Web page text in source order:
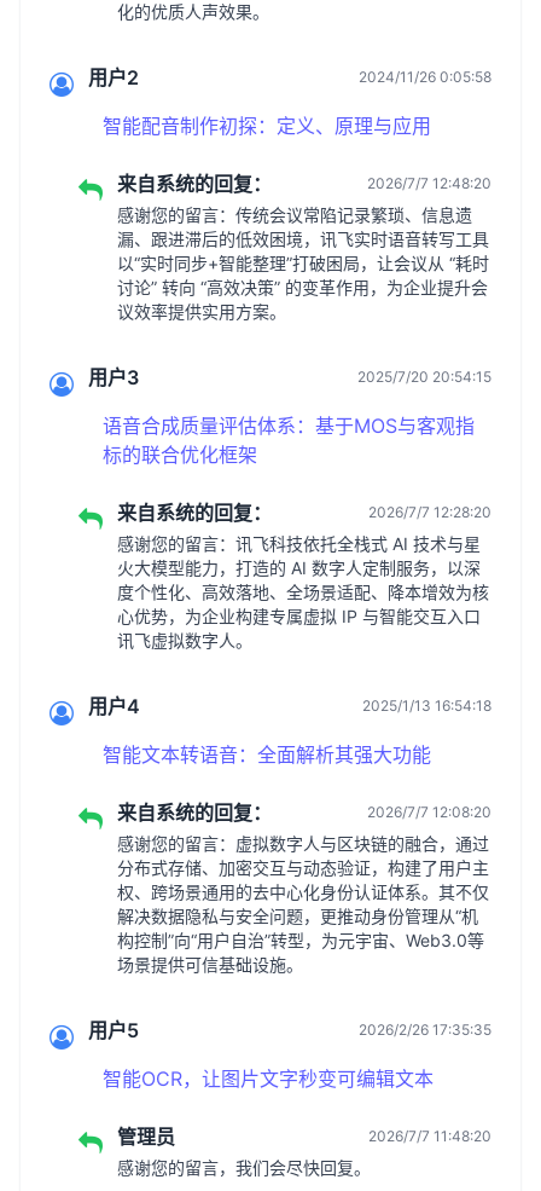
化的优质人声效果。
用户2 2024/11/26 0:05:58
智能配音制作初探：定义、原理与应用
来自系统的回复： 2026/7/7 12:48:20
感谢您的留言：传统会议常陷记录繁琐、信息遗
漏、跟进滞后的低效困境，讯飞实时语音转写工具
以“实时同步+智能整理”打破困局，让会议从 “耗时
讨论” 转向 “高效决策” 的变革作用，为企业提升会
议效率提供实用方案。
用户3 2025/7/20 20:54:15
语音合成质量评估体系：基于MOS与客观指
标的联合优化框架
来自系统的回复： 2026/7/7 12:28:20
感谢您的留言：讯飞科技依托全栈式 AI 技术与星
火大模型能力，打造的 AI 数字人定制服务，以深
度个性化、高效落地、全场景适配、降本增效为核
心优势，为企业构建专属虚拟 IP 与智能交互入口
讯飞虚拟数字人。
用户4 2025/1/13 16:54:18
智能文本转语音：全面解析其强大功能
来自系统的回复： 2026/7/7 12:08:20
感谢您的留言：虚拟数字人与区块链的融合，通过
分布式存储、加密交互与动态验证，构建了用户主
权、跨场景通用的去中心化身份认证体系。其不仅
解决数据隐私与安全问题，更推动身份管理从“机
构控制”向“用户自治”转型，为元宇宙、Web3.0等
场景提供可信基础设施。
用户5 2026/2/26 17:35:35
智能OCR，让图片文字秒变可编辑文本
管理员 2026/7/7 11:48:20
感谢您的留言，我们会尽快回复。